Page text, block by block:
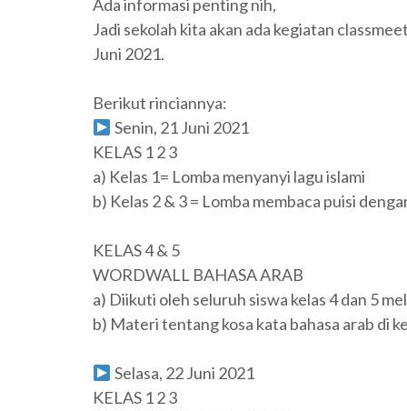
Ada informasi penting nih,
Jadi sekolah kita akan ada kegiatan
Juni 2021.
Berikut rinciannya:
Senin, 21 Juni 2021
KELAS 1 2 3
a) Kelas 1= Lomba menyanyi lagu islami
b) Kelas 2 & 3 = Lomba membaca puisi
KELAS 4 & 5
WORDWALL BAHASA ARAB
a) Diikuti oleh seluruh siswa kelas 4 dan 5
b) Materi tentang kosa kata bahasa arab di
Selasa, 22 Juni 2021
KELAS 1 2 3